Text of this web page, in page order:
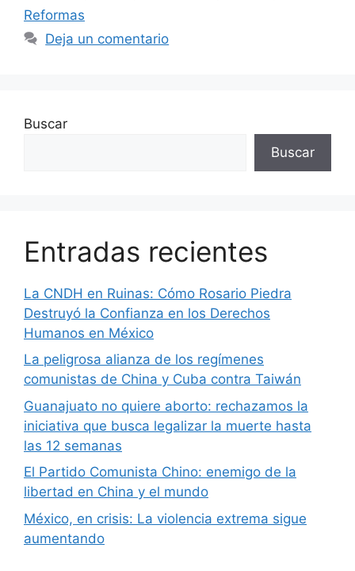
Reformas
Deja un comentario
Buscar
Buscar
Entradas recientes
La CNDH en Ruinas: Cómo Rosario Piedra
Destruyó la Confianza en los Derechos
Humanos en México
La peligrosa alianza de los regímenes
comunistas de China y Cuba contra Taiwán
Guanajuato no quiere aborto: rechazamos la
iniciativa que busca legalizar la muerte hasta
las 12 semanas
El Partido Comunista Chino: enemigo de la
libertad en China y el mundo
México, en crisis: La violencia extrema sigue
aumentando